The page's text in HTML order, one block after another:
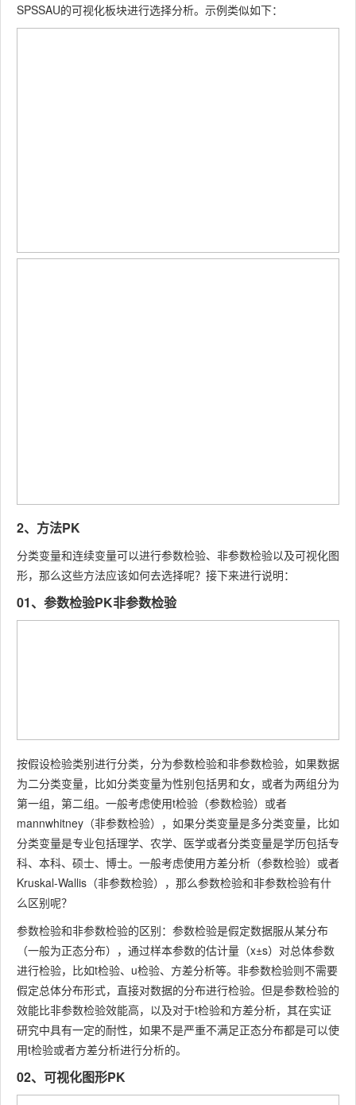
SPSSAU的可视化板块进行选择分析。示例类似如下：
2、方法PK
分类变量和连续变量可以进行参数检验、非参数检验以及可视化图
形，那么这些方法应该如何去选择呢？接下来进行说明：
01、参数检验PK非参数检验
按假设检验类别进行分类，分为参数检验和非参数检验，如果数据
为二分类变量，比如分类变量为性别包括男和女，或者为两组分为
第一组，第二组。一般考虑使用t检验（参数检验）或者
mannwhitney（非参数检验），如果分类变量是多分类变量，比如
分类变量是专业包括理学、农学、医学或者分类变量是学历包括专
科、本科、硕士、博士。一般考虑使用方差分析（参数检验）或者
Kruskal-Wallis（非参数检验），那么参数检验和非参数检验有什
么区别呢？
参数检验和非参数检验的区别：参数检验是假定数据服从某分布
（一般为正态分布），通过样本参数的估计量（x±s）对总体参数
进行检验，比如t检验、u检验、方差分析等。非参数检验则不需要
假定总体分布形式，直接对数据的分布进行检验。但是参数检验的
效能比非参数检验效能高，以及对于t检验和方差分析，其在实证
研究中具有一定的耐性，如果不是严重不满足正态分布都是可以使
用t检验或者方差分析进行分析的。
02、可视化图形PK